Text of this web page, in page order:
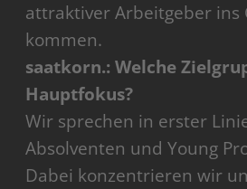
attraktiver Arbeitgeber ins
kommen.
saatkorn.: Welche
Hauptfokus?
Wir sprechen in erster
Absolventen und Young
Dabei konzentrieren wir